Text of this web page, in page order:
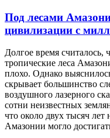
Под лесами
цивилизации с
Долгое время считалось,
тропические леса
плохо. Однако
скрывает большинство
воздушного лазерного
сотни неизвестных
что около двух тысяч лет
Амазонии могло